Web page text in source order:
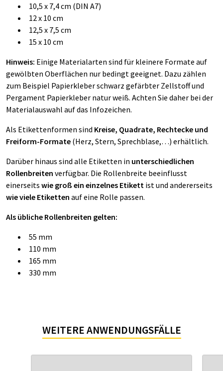
10,5 x 7,4 cm (DIN A7)
12 x 10 cm
12,5 x 7,5 cm
15 x 10 cm
Hinweis: Einige Materialarten sind für kleinere Formate auf
gewölbten Oberflächen nur bedingt geeignet. Dazu zählen
zum Beispiel Papierkleber schwarz gefärbter Zellstoffund
Pergament Papierkleber natur weiß. Achten Sie daher bei der
Materialauswahl auf das Infozeichen.
Als Etikettenformen sind Kreise, Quadrate, Rechtecke und
Freiform-Formate (Herz, Stern, Sprechblase,…) erhältlich.
Darüber hinaus sind alle Etiketten in unterschiedlichen
Rollenbreiten verfügbar. Die Rollenbreite beeinflusst
einerseits wie groß ein einzelnes Etikett ist und andererseits
wie viele Etiketten auf eine Rolle passen.
Als übliche Rollenbreiten gelten:
55 mm
110 mm
165 mm
330 mm
WEITERE ANWENDUNGSFÄLLE